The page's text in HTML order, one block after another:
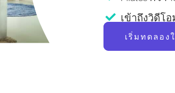
เข้าถึงวิดีโ
เริ่มทดลอง